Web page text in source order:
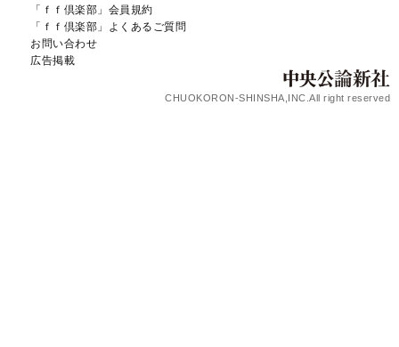
「ｆｆ倶楽部」会員規約
「ｆｆ倶楽部」よくあるご質問
お問い合わせ
広告掲載
CHUOKORON-SHINSHA,INC.All right reserved